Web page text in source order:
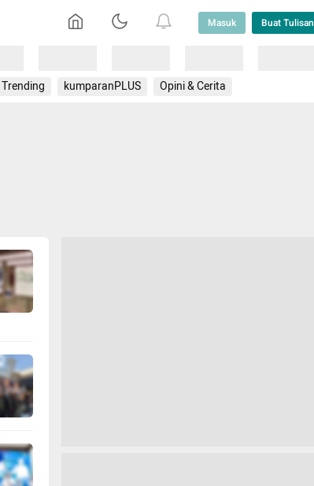
Masuk Buat Tulisan
Trending kumparanPLUS Opini & Cerita